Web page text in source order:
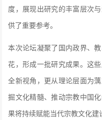
度，展现出研究的丰富层次
供了重要参考。
本次论坛凝聚了国内政界、
花，形成一批研究成果。这
全新视角，更从理论层面为
掘文化精髓、推动宗教中国
果将持续赋能当代宗教文化建